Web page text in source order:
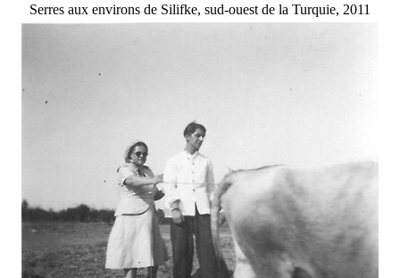
Serres aux environs de Silifke, sud-ouest de la Turquie, 2011